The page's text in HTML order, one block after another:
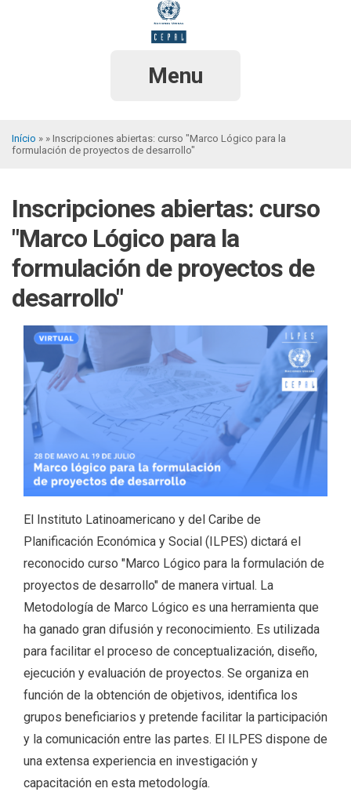
Menu
Trilha
navegação
Início
Inscripciones abiertas: curso "Marco Lógico para la
formulación de proyectos de desarrollo"
Inscripciones abiertas: curso
"Marco Lógico para la
formulación de proyectos de
desarrollo"
El Instituto Latinoamericano y del Caribe de
Planificación Económica y Social (ILPES) dictará el
reconocido curso "Marco Lógico para la formulación de
proyectos de desarrollo" de manera virtual. La
Metodología de Marco Lógico es una herramienta que
ha ganado gran difusión y reconocimiento. Es utilizada
para facilitar el proceso de conceptualización, diseño,
ejecución y evaluación de proyectos. Se organiza en
función de la obtención de objetivos, identifica los
grupos beneficiarios y pretende facilitar la participación
y la comunicación entre las partes. El ILPES dispone de
una extensa experiencia en investigación y
capacitación en esta metodología.